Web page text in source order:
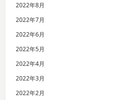
2022年8月
2022年7月
2022年6月
2022年5月
2022年4月
2022年3月
2022年2月